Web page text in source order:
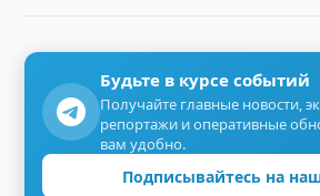
Будьте в курсе событий
Получайте главные новости,
репортажи и оперативные
вам удобно.
Подписывайтесь на